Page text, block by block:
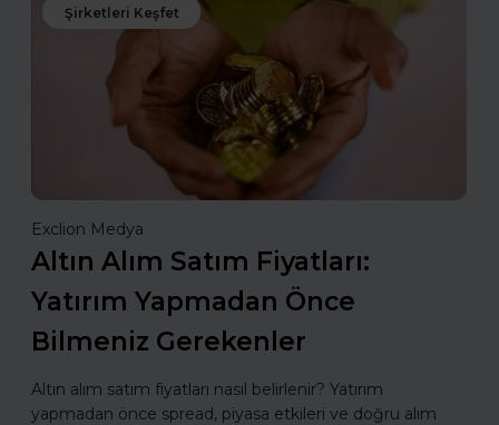
Şirketleri Keşfet
Exclion Medya
Altın Alım Satım Fiyatları:
Yatırım Yapmadan Önce
Bilmeniz Gerekenler
Altın alım satım fiyatları nasıl belirlenir? Yatırım
yapmadan önce spread, piyasa etkileri ve doğru alım